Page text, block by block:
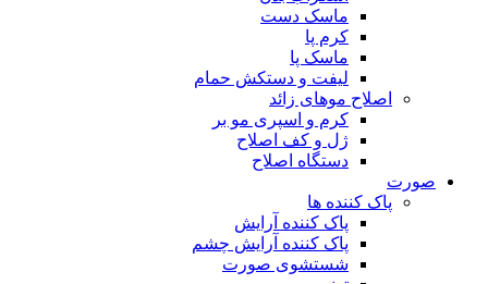
ماسک دست
کرم پا
ماسک پا
لیفت و دستکش حمام
اصلاح موهای زائد
کرم و اسپری مو بر
ژل و کف اصلاح
دستگاه اصلاح
صورت
پاک کننده ها
پاک کننده آرایش
پاک کننده آرایش چشم
شستشوی صورت